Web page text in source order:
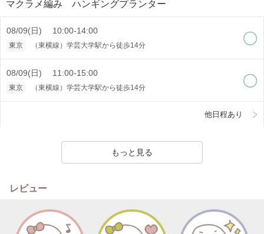
マクラメ編み ハンギングプランター
08/09(日) 10:00-14:00
東京 （東横線）学芸大学駅から徒歩14分
08/09(日) 11:00-15:00
東京 （東横線）学芸大学駅から徒歩14分
他日程あり
もっと見る
レビュー